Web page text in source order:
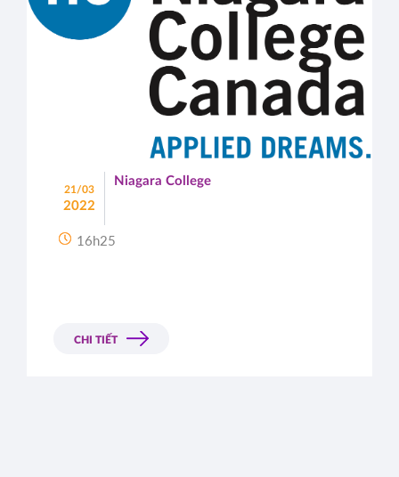
21/03
2022
Niagara College
16h25
CHI TIẾT